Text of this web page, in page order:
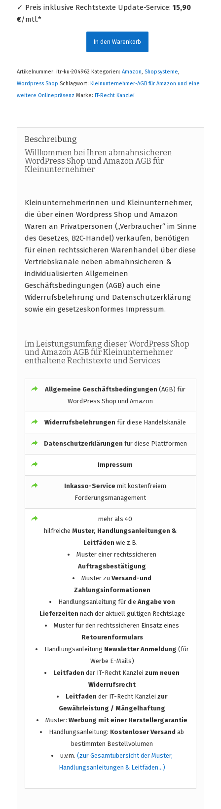
✓ Preis inklusive Rechtstexte Update-Service: 15,90
€/mtl.*
In den Warenkorb
Artikelnummer: itr-ku-204962 Kategorien: Amazon, Shopsysteme,
Wordpress Shop Schlagwort: Kleinunternehmer-AGB für Amazon und eine
weitere Onlinepräsenz Marke: IT-Recht Kanzlei
Beschreibung
Willkommen bei Ihren abmahnsicheren
WordPress Shop und Amazon AGB für
Kleinunternehmer
Kleinunternehmerinnen und Kleinunternehmer,
die über einen Wordpress Shop und Amazon
Waren an Privatpersonen („Verbraucher“ im Sinne
des Gesetzes, B2C-Handel) verkaufen, benötigen
für einen rechtssicheren Warenhandel über diese
Vertriebskanäle neben abmahnsicheren &
individualisierten Allgemeinen
Geschäftsbedingungen (AGB) auch eine
Widerrufsbelehrung und Datenschutzerklärung
sowie ein gesetzeskonformes Impressum.
Im Leistungsumfang dieser WordPress Shop
und Amazon AGB für Kleinunternehmer
enthaltene Rechtstexte und Services
Allgemeine Geschäftsbedingungen (AGB) für
WordPress Shop und Amazon
Widerrufsbelehrungenfür diese Handelskanäle
Datenschutzerklärungen für diese Plattformen
Impressum
Inkasso-Service mit kostenfreiem
Forderungsmanagement
mehr als 40
hilfreicheMuster, Handlungsanleitungen &
Leitfäden wie z.B.
Muster einer rechtssicheren
Auftragsbestätigung
Muster zuVersand-und
Zahlungsinformationen
Handlungsanleitung für die Angabe von
Lieferzeiten nach der aktuell gültigen Rechtslage
Muster für den rechtssicheren Einsatz eines
Retourenformulars
Handlungsanleitung Newsletter Anmeldung (für
Werbe E-Mails)
Leitfaden der IT-Recht Kanzleizum neuen
Widerrufsrecht
Leitfaden der IT-Recht Kanzleizur
Gewährleistung / Mängelhaftung
Muster:Werbung mit einer Herstellergarantie
Handlungsanleitung: Kostenloser Versand ab
bestimmten Bestellvolumen
u.v.m.(zur Gesamtübersicht der Muster,
Handlungsanleitungen & Leitfäden…)